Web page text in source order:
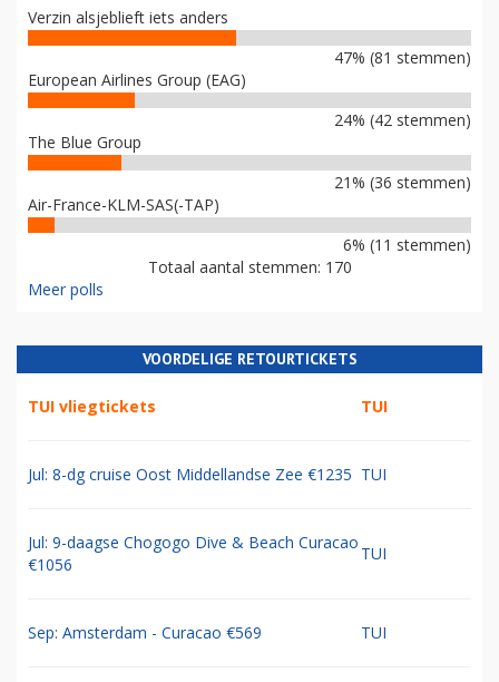
Verzin alsjeblieft iets anders
47% (81 stemmen)
European Airlines Group (EAG)
24% (42 stemmen)
The Blue Group
21% (36 stemmen)
Air-France-KLM-SAS(-TAP)
6% (11 stemmen)
Totaal aantal stemmen: 170
Meer polls
VOORDELIGE RETOURTICKETS
TUI vliegtickets TUI
Jul: 8-dg cruise Oost Middellandse Zee €1235 TUI
Jul: 9-daagse Chogogo Dive & Beach Curacao
€1056
TUI
Sep: Amsterdam - Curacao €569 TUI